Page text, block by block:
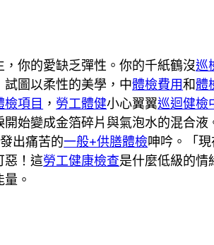
，你的愛缺乏彈性。你的千紙鶴沒巡
圖以柔性的美學，中體檢費用和體
檢項目 ， 勞工體健小心翼翼巡迴健檢
開始變成金箔碎片與氣泡水的混合液
出痛苦的一般+供膳體檢呻吟。「
惡！這勞工健康檢查是什麼低級的情
。